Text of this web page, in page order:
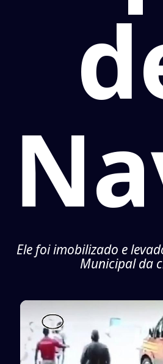
Ele foi imobilizado e
Municipal da